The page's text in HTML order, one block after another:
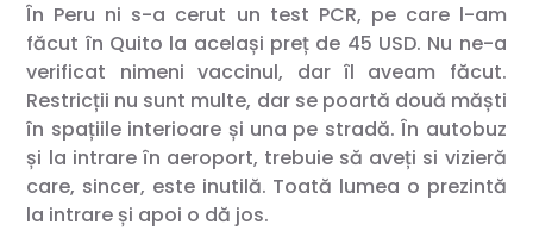
În Peru ni s-a cerut un test PCR, pe care l-am
făcut în Quito la același preț de 45 USD. Nu ne-a
verificat nimeni vaccinul, dar îl aveam făcut.
Restricții nu sunt multe, dar se poartă două măști
în spațiile interioare și una pe stradă. În autobuz
și la intrare în aeroport, trebuie să aveți si vizieră
care, sincer, este inutilă. Toată lumea o prezintă
la intrare și apoi o dă jos.